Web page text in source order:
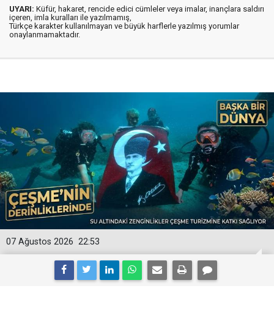
UYARI: Küfür, hakaret, rencide edici cümleler veya imalar, inançlara saldırı
içeren, imla kuralları ile yazılmamış,
Türkçe karakter kullanılmayan ve büyük harflerle yazılmış yorumlar
onaylanmamaktadır.
22:53
07 Ağustos 2026